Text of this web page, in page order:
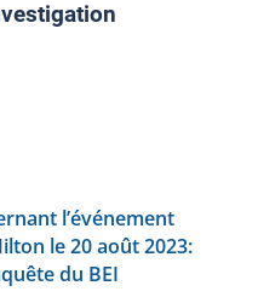
l’événement
le 20 août 2023:
du BEI